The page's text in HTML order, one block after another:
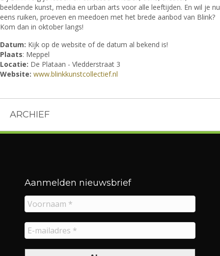
beeldende kunst, media en urban arts voor alle leeftijden. En wil je nu
eens ruiken, proeven en meedoen met het brede aanbod van Blink?
Kom dan in oktober langs!
Datum: Kijk op de website of de datum al bekend is!
Plaats: Meppel
Locatie: De Plataan - Vledderstraat 3
Website: www.blinkkunstcollectief.nl
ARCHIEF
Aanmelden nieuwsbrief